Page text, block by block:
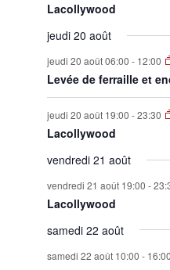
Lacollywood
jeudi 20 août
jeudi 20 août 06:00 - 12:00
Levée de ferraille et
jeudi 20 août 19:00 -23:30
Lacollywood
vendredi 21 août
vendredi 21 août 19:00 -
Lacollywood
samedi 22 août
samedi 22 août 10:00 - 16:00